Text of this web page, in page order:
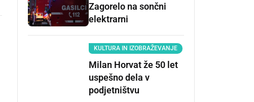
Zagorelo na sončni
elektrarni
KULTURA IN IZOBRAŽEVANJE
Milan Horvat že 50 let
uspešno dela v
podjetništvu